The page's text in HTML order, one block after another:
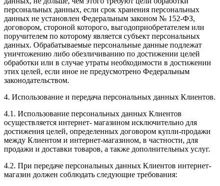
персональных данных, если срок хранения персональных
данных не установлен Федеральным законом № 152-ФЗ,
договором, стороной которого, выгодоприобретателем или
поручителем по которому является субъект персональных
данных. Обрабатываемые персональные данные подлежат
уничтожению либо обезличиванию по достижении целей
обработки или в случае утраты необходимости в достижении
этих целей, если иное не предусмотрено Федеральным
законодательством.
4. Использование и передача персональных данных Клиентов.
4.1. Использование персональных данных Клиентов
осуществляется интернет- магазином исключительно для
достижения целей, определенных договором купли-продажи
между Клиентом и интернет-магазином, в частности, для
продажи и доставки товаров, а также дополнительных услуг.
4.2. При передаче персональных данных Клиентов интернет-
магазин должен соблюдать следующие требования: